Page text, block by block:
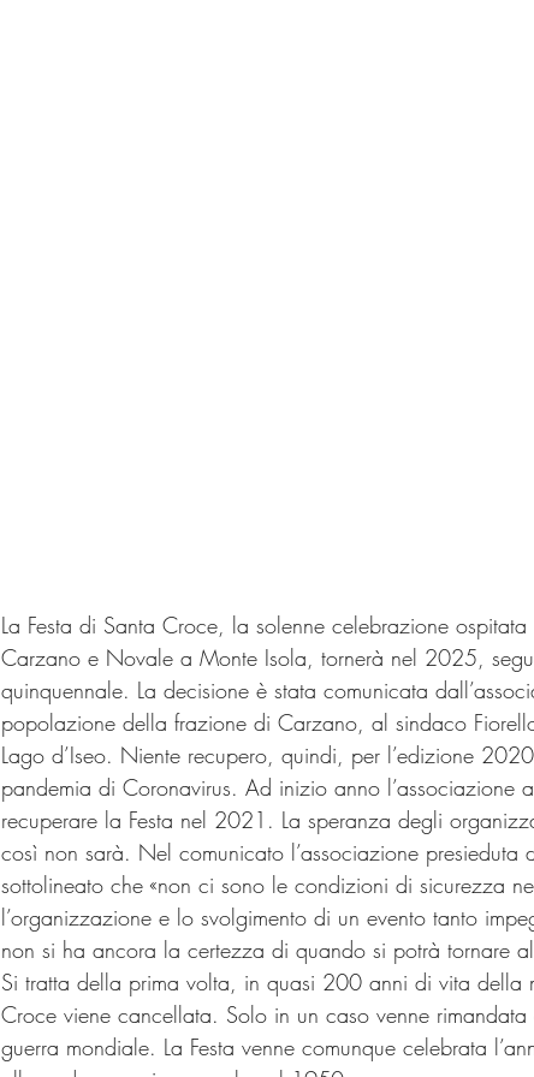
La Festa di Santa Croce, la solenne celebrazione
Carzano e Novale a Monte Isola, tornerà nel 2025,
quinquennale. La decisione è stata comunicata
popolazione della frazione di Carzano, al sindaco
Lago d’Iseo. Niente recupero, quindi, per l’edizione
pandemia di Coronavirus. Ad inizio anno
recuperare la Festa nel 2021. La speranza degli
così non sarà. Nel comunicato l’associazione
sottolineato che «non ci sono le condizioni di sicurezza
l’organizzazione e lo svolgimento di un evento tanto
non si ha ancora la certezza di quando si potrà tornare
Si tratta della prima volta, in quasi 200 anni di vita della
Croce viene cancellata. Solo in un caso venne
guerra mondiale. La Festa venne comunque celebrata